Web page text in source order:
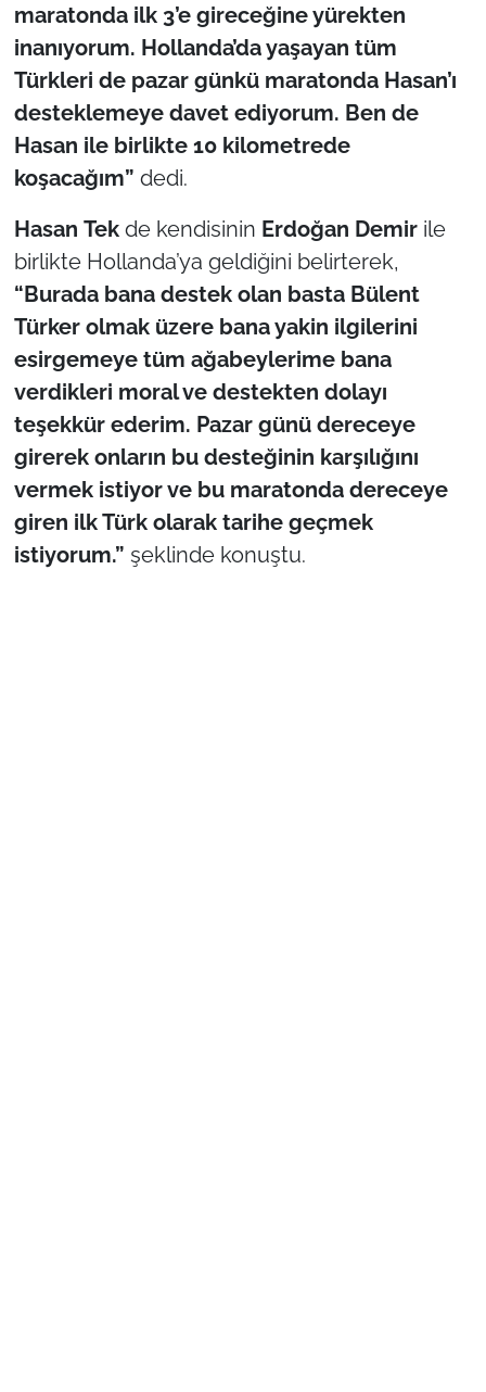
maratonda ilk 3’e gireceğine yürekten
inanıyorum. Hollanda’da yaşayan tüm
Türkleri de pazar günkü maratonda Hasan’ı
desteklemeye davet ediyorum. Ben de
Hasan ile birlikte 10 kilometrede
koşacağım” dedi.
Hasan Tekde kendisinin Erdoğan Demirile
birlikte Hollanda’ya geldiğini belirterek,
“Burada bana destek olan basta Bülent
Türker olmak üzere bana yakin ilgilerini
esirgemeye tüm ağabeylerime bana
verdikleri moral ve destekten dolayı
teşekkür ederim. Pazar günü dereceye
girerek onların bu desteğinin karşılığını
vermek istiyor ve bu maratonda dereceye
giren ilk Türk olarak tarihe geçmek
istiyorum.” şeklinde konuştu.
Bölge
Güvenlik
Genel
Flaş Haber
Dış Haberler
Magazin
İş Dünyası
Bilim Teknoloji